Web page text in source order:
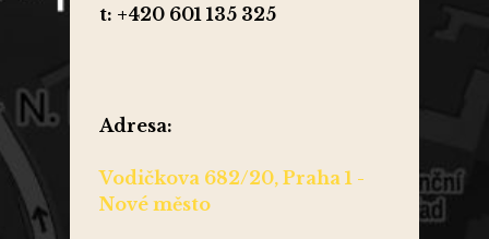
t: +420 601 135 325
Adresa:
Vodičkova 682/20, Praha 1 -
Nové město